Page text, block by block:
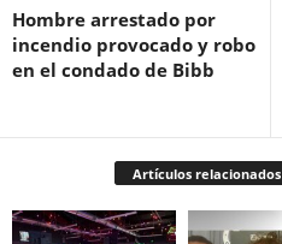
Hombre arrestado por
incendio provocado y robo
en el condado de Bibb
Artículos relacionados